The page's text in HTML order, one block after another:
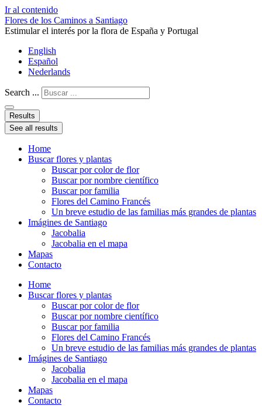
Ir al contenido
Flores de los Caminos a Santiago
Estimular el interés por la flora de España y Portugal
English
Español
Nederlands
Search ...
Results
See all results
Home
Buscar flores y plantas
Buscar por color de flor
Buscar por nombre científico
Buscar por familia
Flores del Camino Francés
Un breve estudio de las familias más grandes de plantas
Imágines de Santiago
Jacobalia
Jacobalia en el mapa
Mapas
Contacto
Home
Buscar flores y plantas
Buscar por color de flor
Buscar por nombre científico
Buscar por familia
Flores del Camino Francés
Un breve estudio de las familias más grandes de plantas
Imágines de Santiago
Jacobalia
Jacobalia en el mapa
Mapas
Contacto